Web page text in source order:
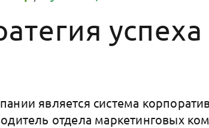
является система
отдела маркетинговых